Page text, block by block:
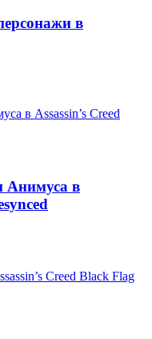
в
Анимуса в